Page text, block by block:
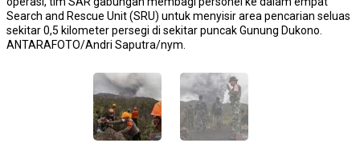
Search and Rescue Unit (SRU) untuk menyisir area pencarian seluas
sekitar 0,5 kilometer persegi di sekitar puncak Gunung Dukono.
ANTARAFOTO/Andri Saputra/nym.